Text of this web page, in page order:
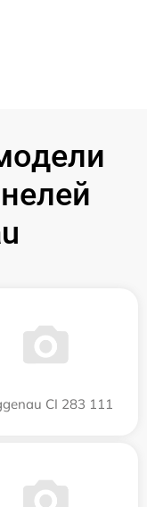
CI 283 111